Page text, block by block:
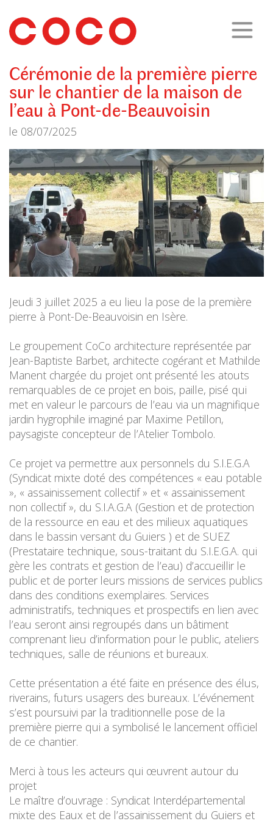
CoCo
Architecture
architecture,
urbanisme,
Cérémonie de la première pierre
sur le chantier de la maison de
l’eau à Pont-de-Beauvoisin
le 08/07/2025
Jeudi 3 juillet 2025 a eu lieu la pose de la première
pierre à Pont-De-Beauvoisin en Isère.
Le groupement CoCo architecture représentée par
Jean-Baptiste Barbet, architecte cogérant et Mathilde
Manent chargée du projet ont présenté les atouts
remarquables de ce projet en bois, paille, pisé qui
met en valeur le parcours de l’eau via un magnifique
jardin hygrophile imaginé par Maxime Petillon,
paysagiste concepteur de l’Atelier Tombolo.
Ce projet va permettre aux personnels du S.I.E.G.A
(Syndicat mixte doté des compétences « eau potable
», « assainissement collectif » et « assainissement
non collectif », du S.I.A.G.A (Gestion et de protection
de la ressource en eau et des milieux aquatiques
dans le bassin versant du Guiers ) et de SUEZ
(Prestataire technique, sous-traitant du S.I.E.G.A. qui
gère les contrats et gestion de l’eau) d’accueillir le
public et de porter leurs missions de services publics
dans des conditions exemplaires. Services
administratifs, techniques et prospectifs en lien avec
l’eau seront ainsi regroupés dans un bâtiment
comprenant lieu d’information pour le public, ateliers
techniques, salle de réunions et bureaux.
Cette présentation a été faite en présence des élus,
riverains, futurs usagers des bureaux. L’événement
s’est poursuivi par la traditionnelle pose de la
première pierre qui a symbolisé le lancement officiel
de ce chantier.
Merci à tous les acteurs qui œuvrent autour du
projet
Le maître d’ouvrage : Syndicat Interdépartemental
mixte des Eaux et de l’assainissement du Guiers et